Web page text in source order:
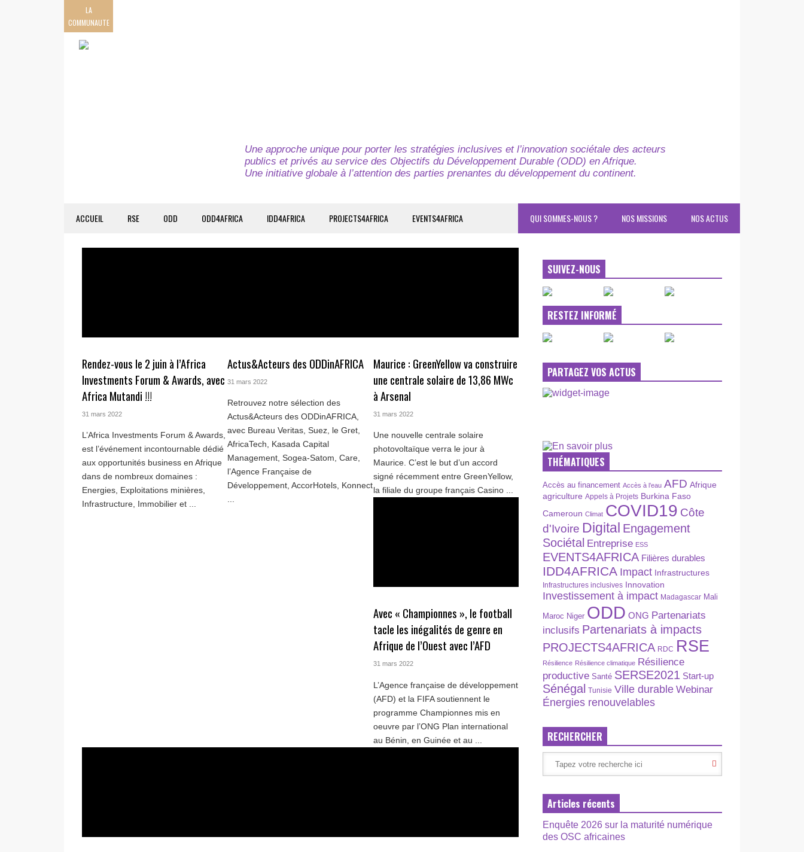
LA
COMMUNAUTE
Une approche unique pour porter les stratégies inclusives et l’innovation sociétale des acteurs
publics et privés au service des Objectifs du Développement Durable (ODD) en Afrique.
Une initiative globale à l’attention des parties prenantes du développement du continent.
ACCUEIL RSE ODD ODD4AFRICA IDD4AFRICA PROJECTS4AFRICA EVENTS4AFRICA NOS ACTUS
NOS MISSIONS
QUI SOMMES-NOUS ?
Rendez-vous le 2 juin à l’Africa
Investments Forum & Awards, avec
Africa Mutandi !!!
31 mars 2022
L’Africa Investments Forum & Awards,
est l’événement incontournable dédié
aux opportunités business en Afrique
dans de nombreux domaines :
Energies, Exploitations minières,
Infrastructure, Immobilier et ...
Actus&Acteurs des ODDinAFRICA
31 mars 2022
Retrouvez notre sélection des
Actus&Acteurs des ODDinAFRICA,
avec Bureau Veritas, Suez, le Gret,
AfricaTech, Kasada Capital
Management, Sogea-Satom, Care,
l’Agence Française de
Développement, AccorHotels, Konnect
...
Maurice : GreenYellow va construire
une centrale solaire de 13,86 MWc
à Arsenal
31 mars 2022
Une nouvelle centrale solaire
photovoltaïque verra le jour à
Maurice. C’est le but d’un accord
signé récemment entre GreenYellow,
la filiale du groupe français Casino ...
Avec « Championnes », le football
tacle les inégalités de genre en
Afrique de l’Ouest avec l’AFD
31 mars 2022
L’Agence française de développement
(AFD) et la FIFA soutiennent le
programme Championnes mis en
oeuvre par l’ONG Plan international
au Bénin, en Guinée et au ...
SUIVEZ-NOUS
RESTEZ INFORMÉ
PARTAGEZ VOS ACTUS
THÉMATIQUES
Accès au financement Accès à l’eau AFD Afrique
agriculture Appels à Projets Burkina Faso
Cameroun Climat COVID19 Côte
d'Ivoire Digital Engagement
Sociétal Entreprise ESS
EVENTS4AFRICA Filières durables
IDD4AFRICA Impact Infrastructures
Infrastructures inclusives Innovation
Investissement à impact Madagascar Mali
Maroc Niger ODD ONG Partenariats
inclusifs Partenariats à impacts
PROJECTS4AFRICA RDC RSE
Résilience Résilience climatique Résilience
productive Santé SERSE2021 Start-up
Sénégal Tunisie Ville durable Webinar
Énergies renouvelables
RECHERCHER
Articles récents
Enquête 2026 sur la maturité numérique
des OSC africaines